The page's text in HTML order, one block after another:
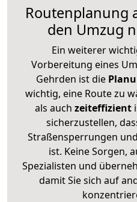
Routenplanung
den Umzug
Ein weiterer
Vorbereitung eines
Gehrden ist die
wichtig, eine Route zu
als auch zeiteffizient
sicherzustellen,
Straßensperrungen
ist. Keine Sorgen,
Spezialisten und
damit Sie sich auf